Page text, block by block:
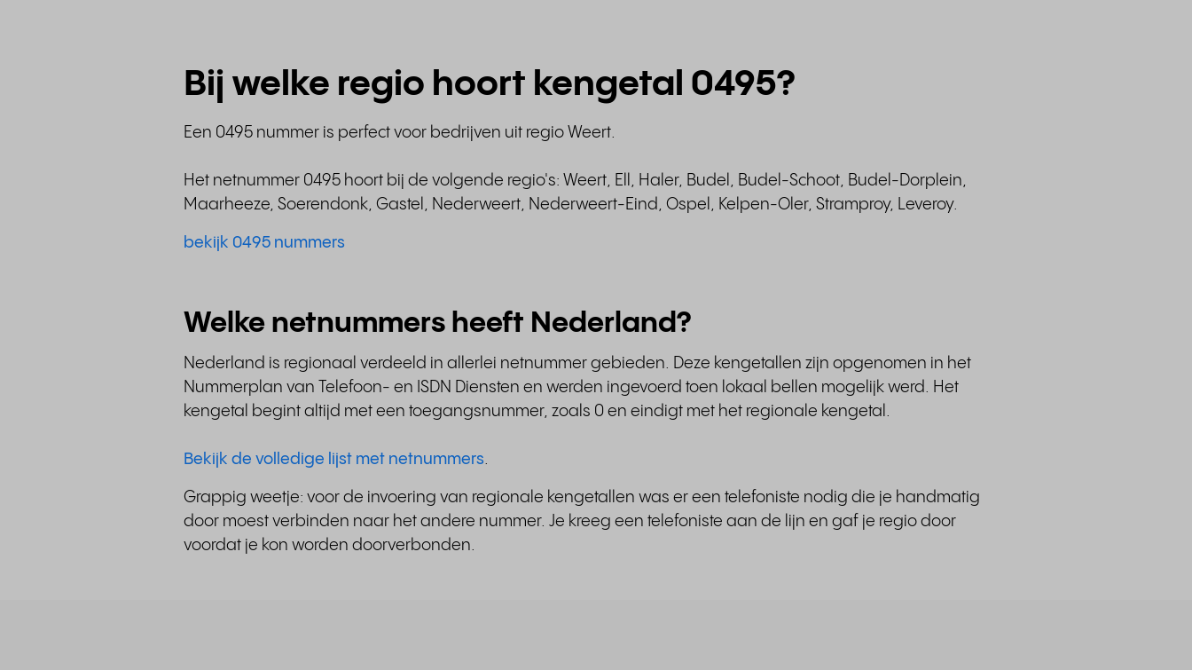
Bij welke regio hoort kengetal 0495?
Een 0495 nummer is perfect voor bedrijven uit regio Weert.
Het netnummer 0495 hoort bij de volgende regio's: Weert, Ell, Haler, Budel, Budel-Schoot, Budel-Dorplein,
Maarheeze, Soerendonk, Gastel, Nederweert, Nederweert-Eind, Ospel, Kelpen-Oler, Stramproy, Leveroy.
bekijk 0495 nummers
Welke netnummers heeft Nederland?
Nederland is regionaal verdeeld in allerlei netnummer gebieden. Deze kengetallen zijn opgenomen in het
Nummerplan van Telefoon- en ISDN Diensten en werden ingevoerd toen lokaal bellen mogelijk werd. Het
kengetal begint altijd met een toegangsnummer, zoals 0 en eindigt met het regionale kengetal.
Bekijk de volledige lijst met netnummers.
Grappig weetje: voor de invoering van regionale kengetallen was er een telefoniste nodig die je handmatig
door moest verbinden naar het andere nummer. Je kreeg een telefoniste aan de lijn en gaf je regio door
voordat je kon worden doorverbonden.